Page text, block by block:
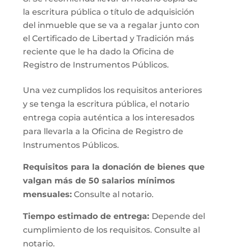
la escritura pública o título de adquisición
del inmueble que se va a regalar junto con
el Certificado de Libertad y Tradición más
reciente que le ha dado la Oficina de
Registro de Instrumentos Públicos.
Una vez cumplidos los requisitos anteriores
y se tenga la escritura pública, el notario
entrega copia auténtica a los interesados
para llevarla a la Oficina de Registro de
Instrumentos Públicos.
Requisitos para la donación de bienes que
valgan más de 50 salarios mínimos
mensuales:Consulte al notario.
Tiempo estimado de entrega: Depende del
cumplimiento de los requisitos. Consulte al
notario.